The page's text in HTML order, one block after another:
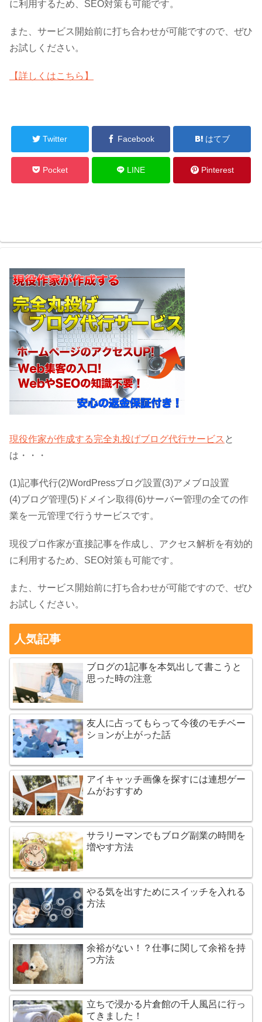
に利用するため、SEO対策も可能です。
また、サービス開始前に打ち合わせが可能ですので、ぜひ
お試しください。
【詳しくはこちら】
Twitter Facebook はてブ
Pocket LINE Pinterest
現役作家が作成する完全丸投げブログ代行サービス と
は・・・
(1)記事代行(2)WordPressブログ設置(3)アメブロ設置
(4)ブログ管理(5)ドメイン取得(6)サーバー管理の全ての作
業を一元管理で行うサービスです。
現役プロ作家が直接記事を作成し、アクセス解析を有効的
に利用するため、SEO対策も可能です。
また、サービス開始前に打ち合わせが可能ですので、ぜひ
お試しください。
人気記事
ブログの1記事を本気出して書こうと
思った時の注意
友人に占ってもらって今後のモチベー
ションが上がった話
アイキャッチ画像を探すには連想ゲー
ムがおすすめ
サラリーマンでもブログ副業の時間を
増やす方法
やる気を出すためにスイッチを入れる
方法
余裕がない！？仕事に関して余裕を持
つ方法
立ちで浸かる片倉館の千人風呂に行っ
てきました！